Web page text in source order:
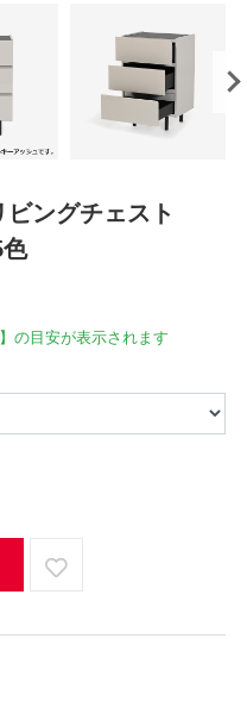
ングチェスト
の目安が表示されます